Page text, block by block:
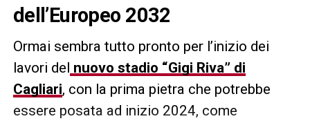
dell’Europeo 2032
Ormai sembra tutto pronto per l’inizio dei
lavori del nuovo stadio “Gigi Riva” di
Cagliari, con la prima pietra che potrebbe
essere posata ad inizio 2024, come